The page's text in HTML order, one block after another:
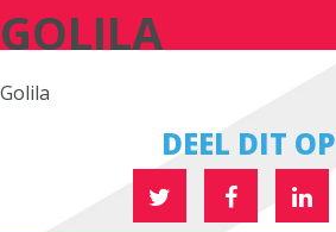
GOLILA
Golila
DEEL DIT OP